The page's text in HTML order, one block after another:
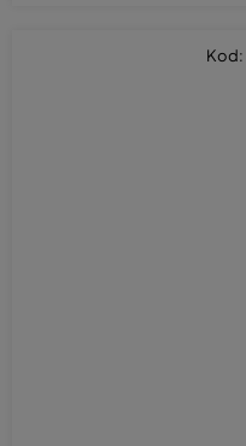
Kod: